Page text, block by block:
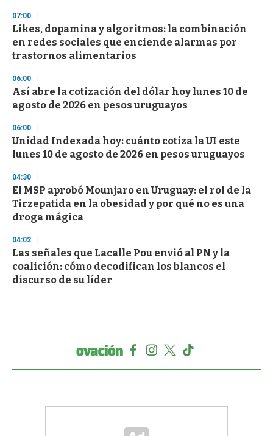
07:00
Likes, dopamina y algoritmos: la combinación
en redes sociales que enciende alarmas por
trastornos alimentarios
06:00
Así abre la cotización del dólar hoy lunes 10 de
agosto de 2026 en pesos uruguayos
06:00
Unidad Indexada hoy: cuánto cotiza la UI este
lunes 10 de agosto de 2026 en pesos uruguayos
04:30
El MSP aprobó Mounjaro en Uruguay: el rol de la
Tirzepatida en la obesidad y por qué no es una
droga mágica
04:02
Las señales que Lacalle Pou envió al PN y la
coalición: cómo decodifican los blancos el
discurso de su líder